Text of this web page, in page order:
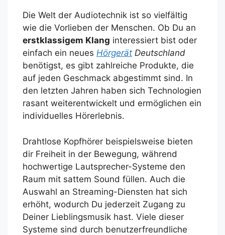
Die Welt der Audiotechnik ist so vielfältig
wie die Vorlieben der Menschen. Ob Du an
erstklassigem Klang interessiert bist oder
einfach ein neues Hörgerät Deutschland
benötigst, es gibt zahlreiche Produkte, die
auf jeden Geschmack abgestimmt sind. In
den letzten Jahren haben sich Technologien
rasant weiterentwickelt und ermöglichen ein
individuelles Hörerlebnis.
Drahtlose Kopfhörer beispielsweise bieten
dir Freiheit in der Bewegung, während
hochwertige Lautsprecher-Systeme den
Raum mit sattem Sound füllen. Auch die
Auswahl an Streaming-Diensten hat sich
erhöht, wodurch Du jederzeit Zugang zu
Deiner Lieblingsmusik hast. Viele dieser
Systeme sind durch benutzerfreundliche